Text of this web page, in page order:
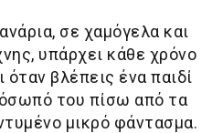
σε χαμόγελα και
υπάρχει κάθε χρόνο
όταν βλέπεις ένα παιδί
του πίσω από τα
μικρό φάντασμα.